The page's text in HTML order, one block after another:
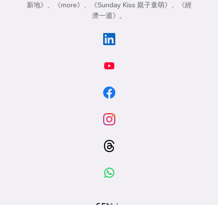
新地》 、 《more》 、 《Sunday Kiss 親子童萌》 、
《經
濟一週》 。